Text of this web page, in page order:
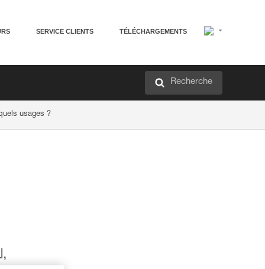
SERVICE CLIENTS TÉLÉCHARGEMENTS
Recherche
usages ?